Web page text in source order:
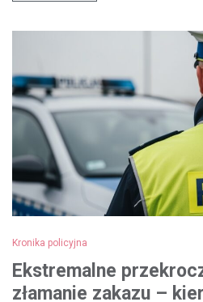
Kronika policyjna
Ekstremalne
złamanie zakazu –